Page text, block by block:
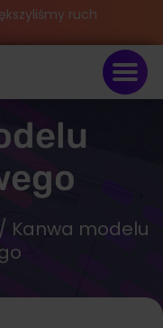
ruch
/ Kanwa modelu